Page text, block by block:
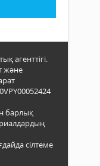
агенттігі.
және
барлық
сілтеме